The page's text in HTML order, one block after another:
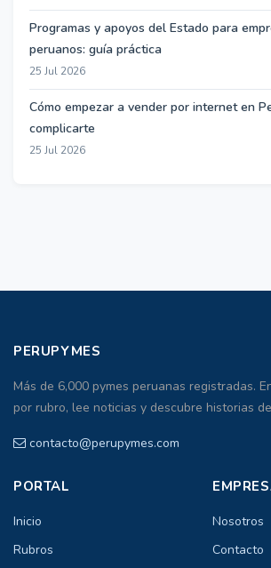
Programas y apoyos del Estado para
peruanos: guía práctica
25 Jul 2026
Cómo empezar a vender por internet en
complicarte
25 Jul 2026
PERUPYMES
Más de 6,000 pymes peruanas registradas.
por rubro, lee noticias y descubre historias
contacto@perupymes.com
PORTAL
Inicio
Rubros
Nosotros
Contacto